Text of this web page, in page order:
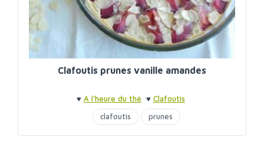
Clafoutis prunes vanille amandes
♥ A l'heure du thé ♥ Clafoutis
clafoutis
prunes